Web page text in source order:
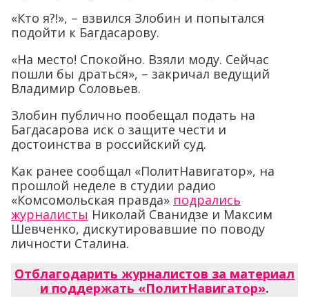
«Кто я?!», – взвился Злобин и попытался
подойти к Багдасарову.
«На место! Спокойно. Взяли моду. Сейчас
пошли бы драться», – закричал ведущий
Владимир Соловьев.
Злобин публично пообещал подать на
Багдасарова иск о защите чести и
достоинства в российский суд.
Как ранее сообщал «ПолитНавигатор», на
прошлой неделе в студии радио
«Комсомольская правда» подрались
журналисты Николай Сванидзе и Максим
Шевченко, дискутировавшие по поводу
личности Сталина.
Отблагодарить журналистов за материал
и поддержать «ПолитНавигатор».